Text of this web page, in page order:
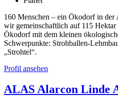
160 Menschen – ein Ökodorf in
wir gemeinschaftlich auf 115
Ökodorf mit dem kleinen
Schwerpunkte: Strohballen-
„Strohtel“.
Profil ansehen
ALAS Alarcon Linde